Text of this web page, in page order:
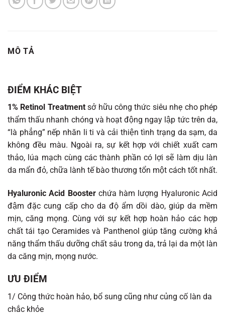
MÔ TẢ
ĐIỂM KHÁC BIỆT
1% Retinol Treatmentsở hữu công thức siêu nhẹ cho phép
thẩm thấu nhanh chóng và hoạt động ngay lập tức trên da,
“là phẳng” nếp nhăn li ti và cải thiện tình trạng da sạm, da
không đều màu. Ngoài ra, sự kết hợp với chiết xuất cam
thảo, lúa mạch cùng các thành phần có lợi sẽ làm dịu làn
da mẩn đỏ, chữa lành tế bào thương tổn một cách tốt nhất.
Hyaluronic Acid Boosterchứa hàm lượng Hyaluronic Acid
đậm đặc cung cấp cho da độ ẩm dồi dào, giúp da mềm
mịn, căng mọng. Cùng với sự kết hợp hoàn hảo các hợp
chất tái tạo Ceramides và Panthenol giúp tăng cường khả
năng thẩm thấu dưỡng chất sâu trong da, trả lại da một làn
da căng mịn, mọng nước.
ƯU ĐIỂM
1/ Công thức hoàn hảo, bổ sung cũng như củng cố làn da
chắc khỏe